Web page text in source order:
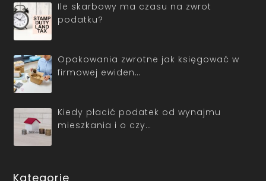
Ile skarbowy ma czasu na zwrot
podatku?
Opakowania zwrotne jak księgować w
firmowej ewiden…
Kiedy płacić podatek od wynajmu
mieszkania i o czy…
Kategorie